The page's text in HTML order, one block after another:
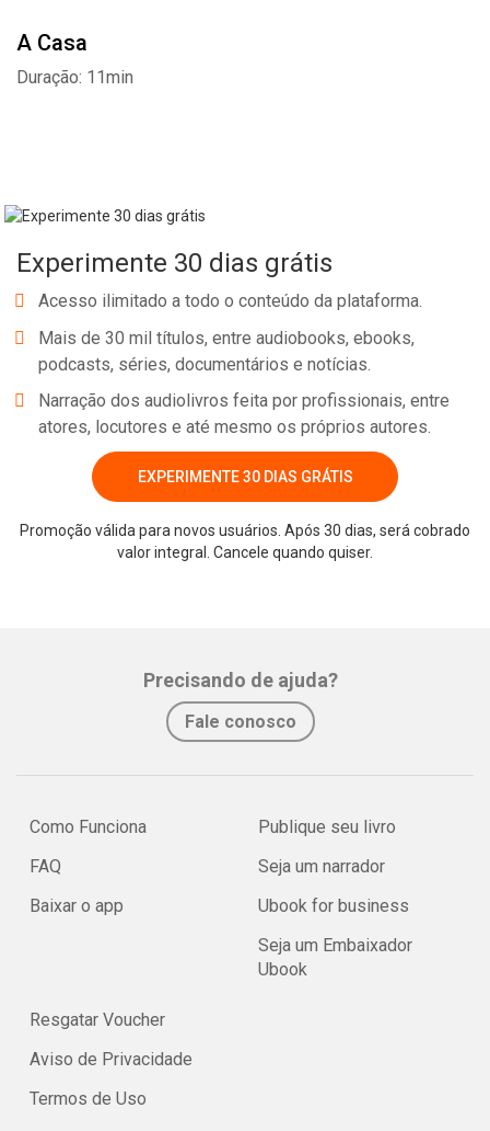
A Casa
Duração: 11min
Experimente 30 dias grátis
Acesso ilimitado a todo o conteúdo da plataforma.
Mais de 30 mil títulos, entre audiobooks, ebooks,
podcasts, séries, documentários e notícias.
Narração dos audiolivros feita por profissionais, entre
atores, locutores e até mesmo os próprios autores.
EXPERIMENTE 30 DIAS GRÁTIS
Promoção válida para novos usuários. Após 30 dias, será cobrado
valor integral. Cancele quando quiser.
Precisando de ajuda?
Fale conosco
Como Funciona
FAQ
Baixar o app
Publique seu livro
Seja um narrador
Ubook for business
Seja um Embaixador
Ubook
Resgatar Voucher
Aviso de Privacidade
Termos de Uso
Facebook Twitter